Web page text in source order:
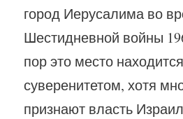
город Иерусалима во
Шестидневной войны
пор это место
суверенитетом, хотя
признают власть